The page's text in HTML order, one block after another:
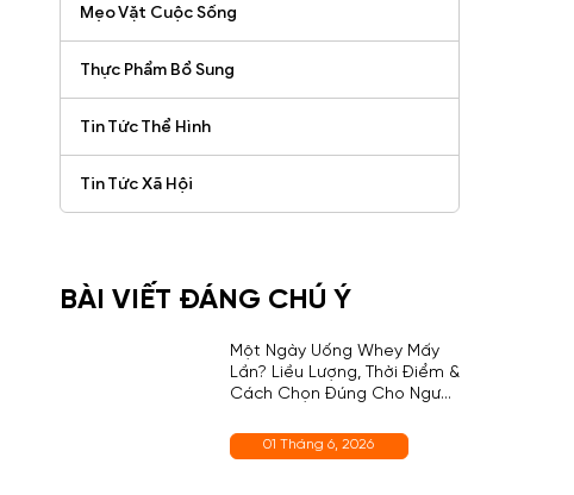
Mẹo Vặt Cuộc Sống
Thực Phẩm Bổ Sung
Tin Tức Thể Hình
Tin Tức Xã Hội
BÀI VIẾT ĐÁNG CHÚ Ý
Một Ngày Uống Whey Mấy
Lần? Liều Lượng, Thời Điểm &
Cách Chọn Đúng Cho Người
01 Tháng 6, 2026